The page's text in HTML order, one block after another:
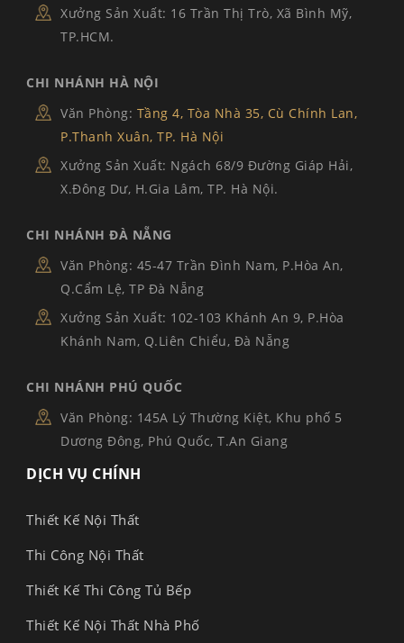
Xưởng Sản Xuất: 16 Trần Thị Trò, Xã Bình Mỹ,
TP.HCM.
CHI NHÁNH HÀ NỘI
Văn Phòng: Tầng 4, Tòa Nhà 35, Cù Chính Lan,
P.Thanh Xuân, TP. Hà Nội
Xưởng Sản Xuất: Ngách 68/9 Đường Giáp Hải,
X.Đông Dư, H.Gia Lâm, TP. Hà Nội.
CHI NHÁNH ĐÀ NẴNG
Văn Phòng: 45-47 Trần Đình Nam, P.Hòa An,
Q.Cẩm Lệ, TP Đà Nẵng
Xưởng Sản Xuất: 102-103 Khánh An 9, P.Hòa
Khánh Nam, Q.Liên Chiểu, Đà Nẵng
CHI NHÁNH PHÚ QUỐC
Văn Phòng: 145A Lý Thường Kiệt, Khu phố 5
Dương Đông, Phú Quốc, T.An Giang
DỊCH VỤ CHÍNH
Thiết Kế Nội Thất
Thi Công Nội Thất
Thiết Kế Thi Công Tủ Bếp
Thiết Kế Nội Thất Nhà Phố